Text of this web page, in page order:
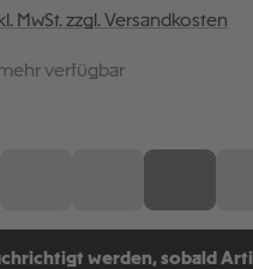
MwSt. zzgl. Versandkosten
verfügbar
werden, sobald